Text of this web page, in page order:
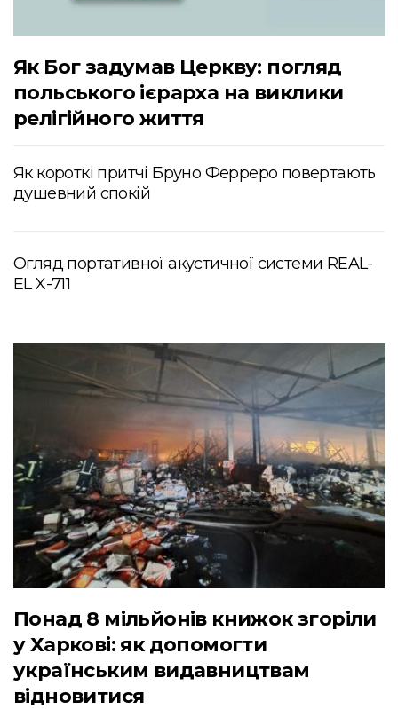
Як Бог задумав Церкву: погляд
польського ієрарха на виклики
релігійного життя
Як короткі притчі Бруно Ферреро повертають
душевний спокій
Огляд портативної акустичної системи REAL-
EL X-711
Понад 8 мільйонів книжок згоріли
у Харкові: як допомогти
українським видавництвам
відновитися